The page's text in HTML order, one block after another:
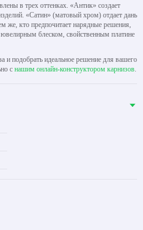
в трех оттенках. «Антик» создает
«Сатин» (матовый хром) отдает дань
же, кто предпочитает нарядные решения,
блеском, свойственным платине
и подобрать идеальное решение для вашего
с нашим онлайн-конструктором карнизов.